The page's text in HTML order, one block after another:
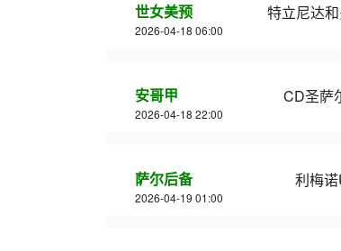
世女美预
2026-04-18 06:00
特立尼达
安哥甲
2026-04-18 22:00
CD圣萨
萨尔后备
2026-04-19 01:00
利梅